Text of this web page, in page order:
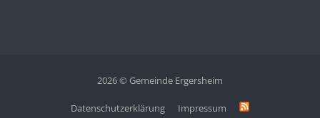
2026 © Gemeinde Ergersheim
Datenschutzerklärung Impressum